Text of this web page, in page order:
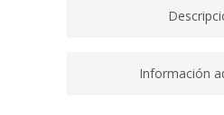
Información